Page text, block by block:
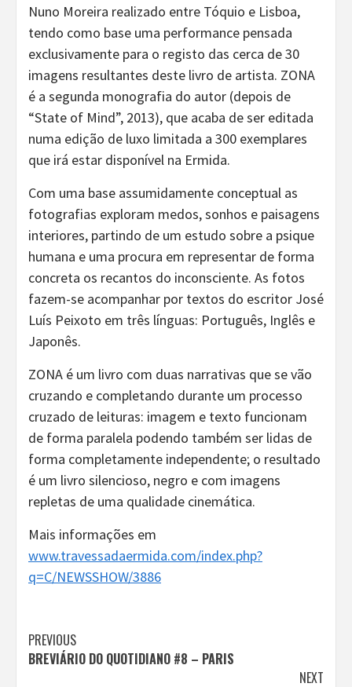
Nuno Moreira realizado entre Tóquio e Lisboa,
tendo como base uma performance pensada
exclusivamente para o registo das cerca de 30
imagens resultantes deste livro de artista. ZONA
é a segunda monografia do autor (depois de
“State of Mind”, 2013), que acaba de ser editada
numa edição de luxo limitada a 300 exemplares
que irá estar disponível na Ermida.
Com uma base assumidamente conceptual as
fotografias exploram medos, sonhos e paisagens
interiores, partindo de um estudo sobre a psique
humana e uma procura em representar de forma
concreta os recantos do inconsciente. As fotos
fazem-se acompanhar por textos do escritor José
Luís Peixoto em três línguas: Português, Inglês e
Japonês.
ZONA é um livro com duas narrativas que se vão
cruzando e completando durante um processo
cruzado de leituras: imagem e texto funcionam
de forma paralela podendo também ser lidas de
forma completamente independente; o resultado
é um livro silencioso, negro e com imagens
repletas de uma qualidade cinemática.
Mais informações em
www.travessadaermida.com/index.php?
q=C/NEWSSHOW/3886
Continue
Reading
PREVIOUS
BREVIÁRIO DO QUOTIDIANO #8 – PARIS
NEXT